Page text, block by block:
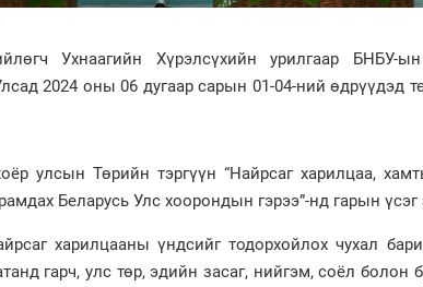
Ухнаагийн Хүрэлсүхийн урилгаар БНБУ-ын
2024 оны 06 дугаар сарын 01-04-ний өдрүүдэд
улсын Төрийн тэргүүн “Найрсаг харилцаа,
Беларусь Улс хоорондын гэрээ”-нд гарын үсэг
харилцааны үндсийг тодорхойлох чухал
гарч, улс төр, эдийн засаг, нийгэм, соёл болон